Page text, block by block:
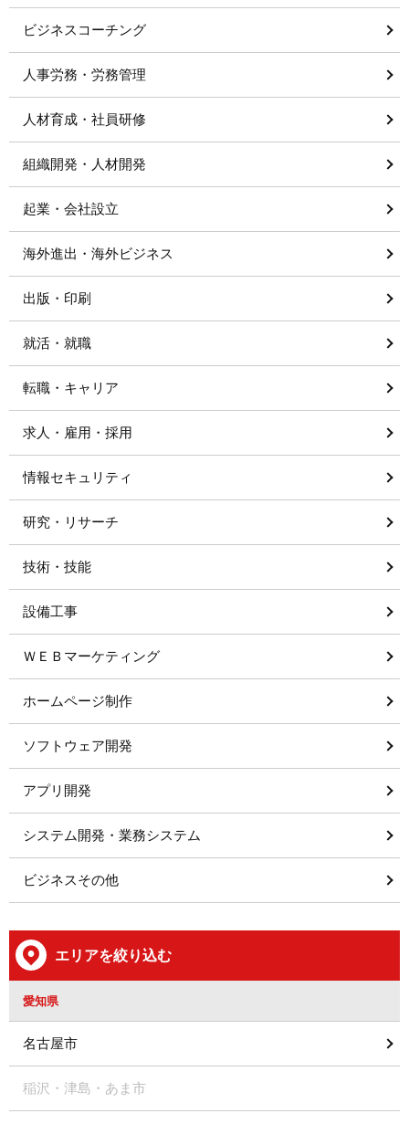
ビジネスコーチング
人事労務・労務管理
人材育成・社員研修
組織開発・人材開発
起業・会社設立
海外進出・海外ビジネス
出版・印刷
就活・就職
転職・キャリア
求人・雇用・採用
情報セキュリティ
研究・リサーチ
技術・技能
設備工事
ＷＥＢマーケティング
ホームページ制作
ソフトウェア開発
アプリ開発
システム開発・業務システム
ビジネスその他
エリアを絞り込む
愛知県
名古屋市
稲沢・津島・あま市